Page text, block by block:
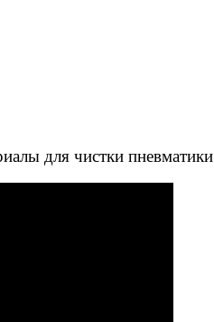
для чистки пневматики